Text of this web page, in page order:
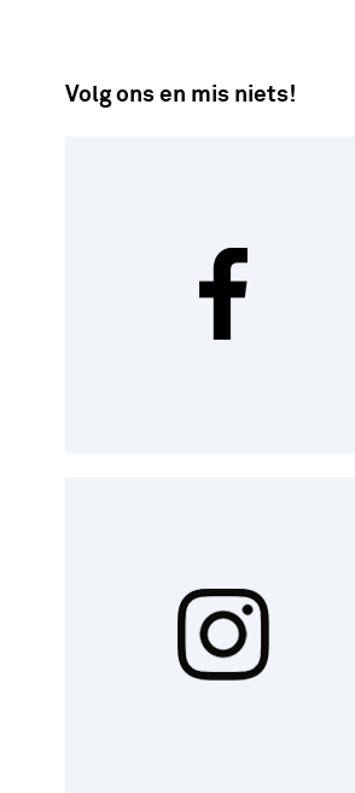
Volg ons en mis niets!